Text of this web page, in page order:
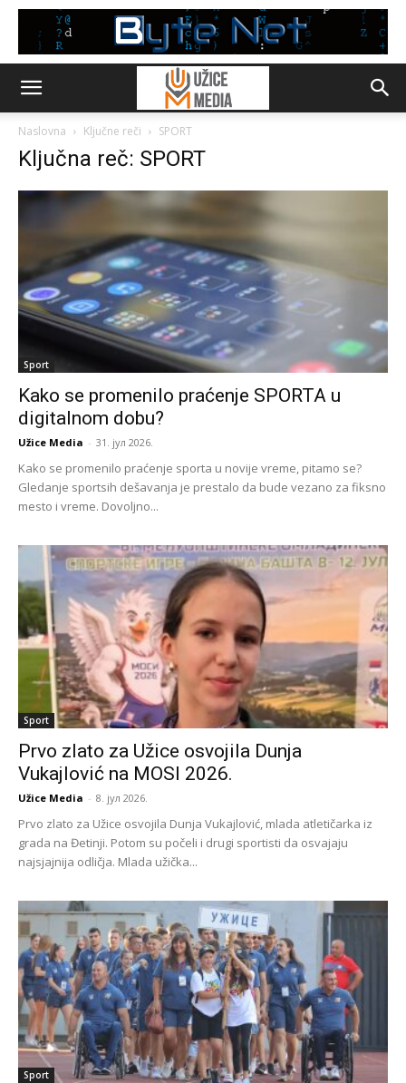
Naslovna Ključne reči SPORT
Ključna reč: SPORT
Sport
Kako se promenilo praćenje SPORTA u
digitalnom dobu?
Užice Media - 31. јул 2026.
Kako se promenilo praćenje sporta u novije vreme, pitamo se?
Gledanje sportsih dešavanja je prestalo da bude vezano za fiksno
mesto i vreme. Dovoljno...
Sport
Prvo zlato za Užice osvojila Dunja
Vukajlović na MOSI 2026.
Užice Media - 8. јул 2026.
Prvo zlato za Užice osvojila Dunja Vukajlović, mlada atletičarka iz
grada na Đetinji. Potom su počeli i drugi sportisti da osvajaju
najsjajnija odličja. Mlada užička...
Sport